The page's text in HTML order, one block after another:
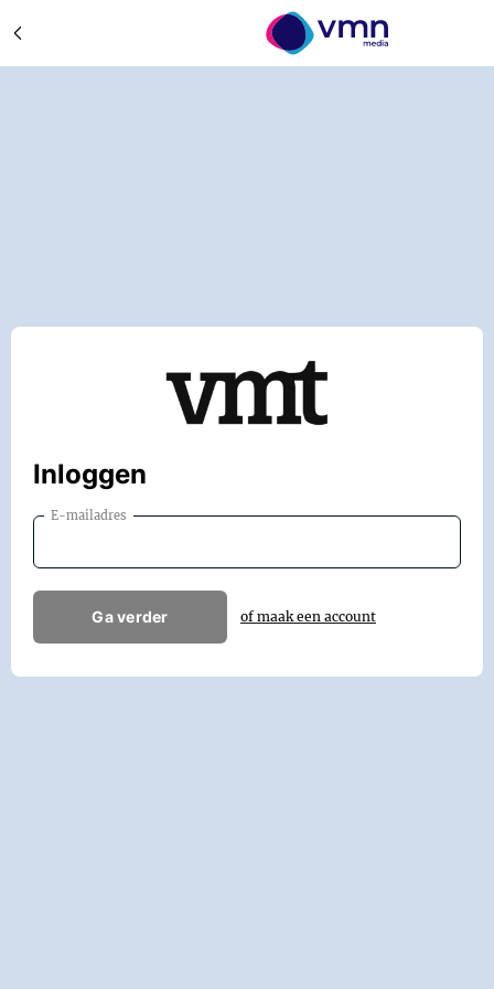
Inloggen
E-mailadres
Ga verder of maak een account